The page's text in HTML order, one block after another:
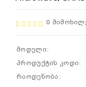
0
მოდელი:
პროდუქტის კოდი:
რაოდენობა: